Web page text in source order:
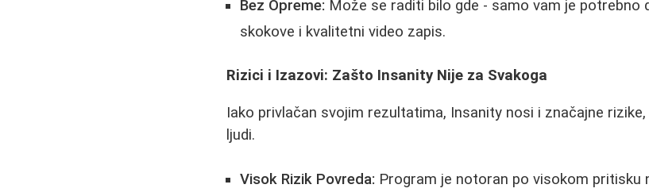
Bez Opreme: Može se raditi bilo gde - samo vam je potrebno
skokove i kvalitetni video zapis.
Rizici i Izazovi: Zašto Insanity Nije za Svakoga
Iako privlačan svojim rezultatima, Insanity nosi i značajne
ljudi.
Visok Rizik Povreda: Program je notoran po visokom pritisku